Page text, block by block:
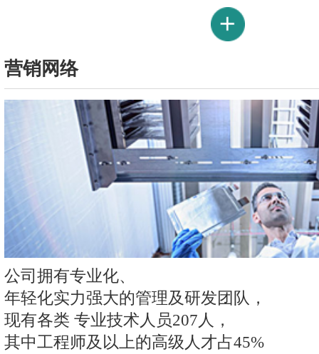
营销网络
公司拥有专业化、
年轻化实力强大的管理及研发团队，
现有各类 专业技术人员207人，
其中工程师及以上的高级人才占45%